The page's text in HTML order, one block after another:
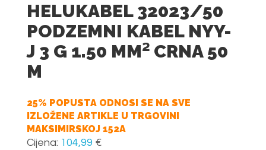
HELUKABEL 32023/50
PODZEMNI KABEL NYY-
J 3 G 1.50 MM² CRNA 50
M
25% POPUSTA ODNOSI SE NA SVE
IZLOŽENE ARTIKLE U TRGOVINI
MAKSIMIRSKOJ 152A
Cijena: 104,99 €